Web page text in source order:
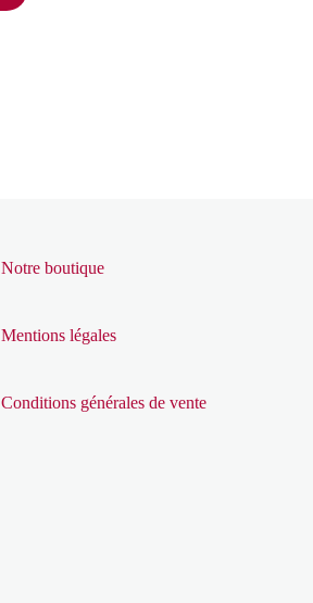
Notre boutique
Mentions légales
Conditions générales de vente